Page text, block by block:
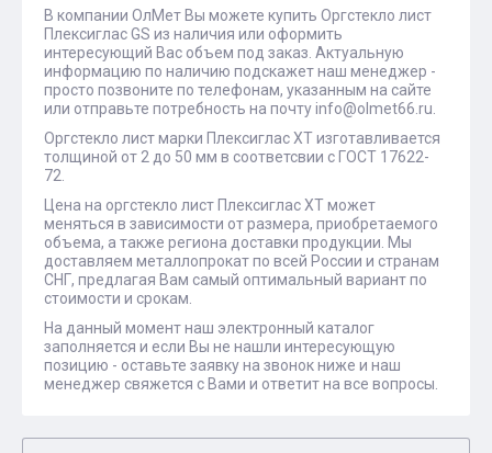
В компании ОлМет Вы можете купить Оргстекло лист
Плексиглас GS из наличия или оформить
интересующий Вас объем под заказ. Актуальную
информацию по наличию подскажет наш менеджер -
просто позвоните по телефонам, указанным на сайте
или отправьте потребность на почту info@olmet66.ru.
Оргстекло лист марки Плексиглас XT изготавливается
толщиной от 2 до 50 мм в соответсвии с ГОСТ 17622-
72.
Цена на оргстекло лист Плексиглас XT может
меняться в зависимости от размера, приобретаемого
объема, а также региона доставки продукции. Мы
доставляем металлопрокат по всей России и странам
СНГ, предлагая Вам самый оптимальный вариант по
стоимости и срокам.
На данный момент наш электронный каталог
заполняется и если Вы не нашли интересующую
позицию - оставьте заявку на звонок ниже и наш
менеджер свяжется с Вами и ответит на все вопросы.